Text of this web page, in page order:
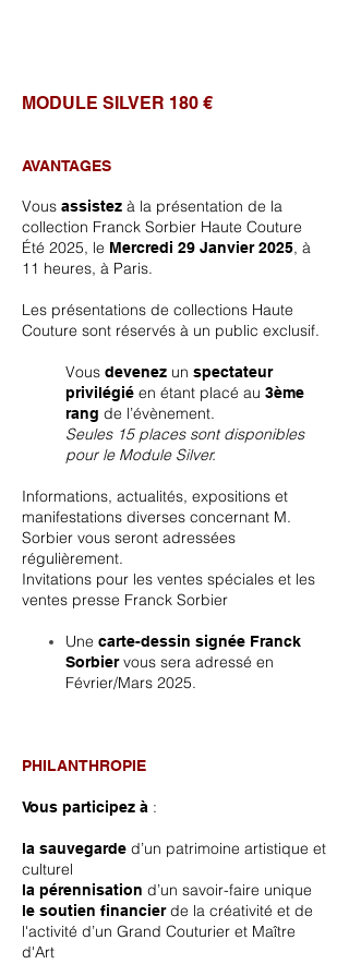
MODULE SILVER 180 €
AVANTAGES
Vous assistez à la présentation de la
collection Franck Sorbier Haute Couture
Été 2025, le Mercredi 29 Janvier 2025, à
11 heures, à Paris.
Les présentations de collections Haute
Couture sont réservés à un public exclusif.
Vous devenez un spectateur
privilégié en étant placé au 3ème
rang de l’évènement.
Seules 15 places sont disponibles
pour le Module Silver.
Informations, actualités, expositions et
manifestations diverses concernant M.
Sorbier vous seront adressées
régulièrement.
Invitations pour les ventes spéciales et les
ventes presse Franck Sorbier
Une carte-dessin signée Franck
Sorbiervous sera adressé en
Février/Mars 2025.
PHILANTHROPIE
Vous participez à :
la sauvegarde d’un patrimoine artistique et
culturel
la pérennisation d’un savoir-faire unique
le soutien financierde la créativité et de
l'activité d’un Grand Couturier et Maître
d'Art